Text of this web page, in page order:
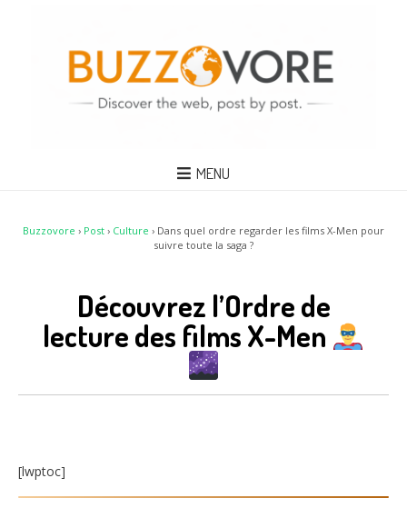
MENU
Buzzovore › Post › Culture › Dans quel ordre regarder les films X-Men pour
suivre toute la saga ?
Découvrez l’Ordre de
lecture des films X-Men
[lwptoc]